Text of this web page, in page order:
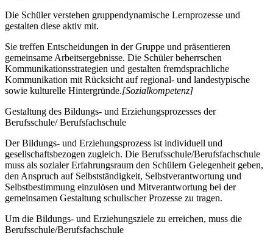
Die Schüler verstehen gruppendynamische Lernprozesse und
gestalten diese aktiv mit.
Sie treffen Entscheidungen in der Gruppe und präsentieren
gemeinsame Arbeitsergebnisse. Die Schüler beherrschen
Kommunikationsstrategien und gestalten fremdsprachliche
Kommunikation mit Rücksicht auf regional- und landestypische
sowie kulturelle Hintergründe.[Sozialkompetenz]
Gestaltung des Bildungs- und Erziehungsprozesses der
Berufsschule/ Berufsfachschule
Der Bildungs- und Erziehungsprozess ist individuell und
gesellschaftsbezogen zugleich. Die Berufsschule/Berufsfachschule
muss als sozialer Erfahrungsraum den Schülern Gelegenheit geben,
den Anspruch auf Selbstständigkeit, Selbstverantwortung und
Selbstbestimmung einzulösen und Mitverantwortung bei der
gemeinsamen Gestaltung schulischer Prozesse zu tragen.
Um die Bildungs- und Erziehungsziele zu erreichen, muss die
Berufsschule/Berufsfachschule